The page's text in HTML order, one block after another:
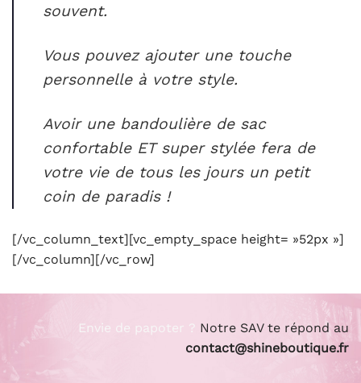
souvent.
Vous pouvez ajouter une touche
personnelle à votre style.
Avoir une bandoulière de sac
confortable ET super stylée fera de
votre vie de tous les jours un petit
coin de paradis !
[/vc_column_text][vc_empty_space height= »52px »]
[/vc_column][/vc_row]
Envie de papoter ? Notre SAV te répond au
contact@shineboutique.fr